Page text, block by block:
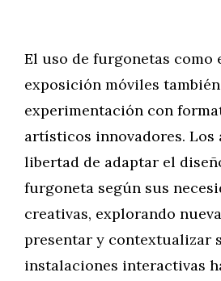
El uso de furgonetas como
exposición móviles
experimentación con
artísticos innovadores.
libertad de adaptar el
furgoneta según sus
creativas, explorando
presentar y contextualizar
instalaciones interactivas